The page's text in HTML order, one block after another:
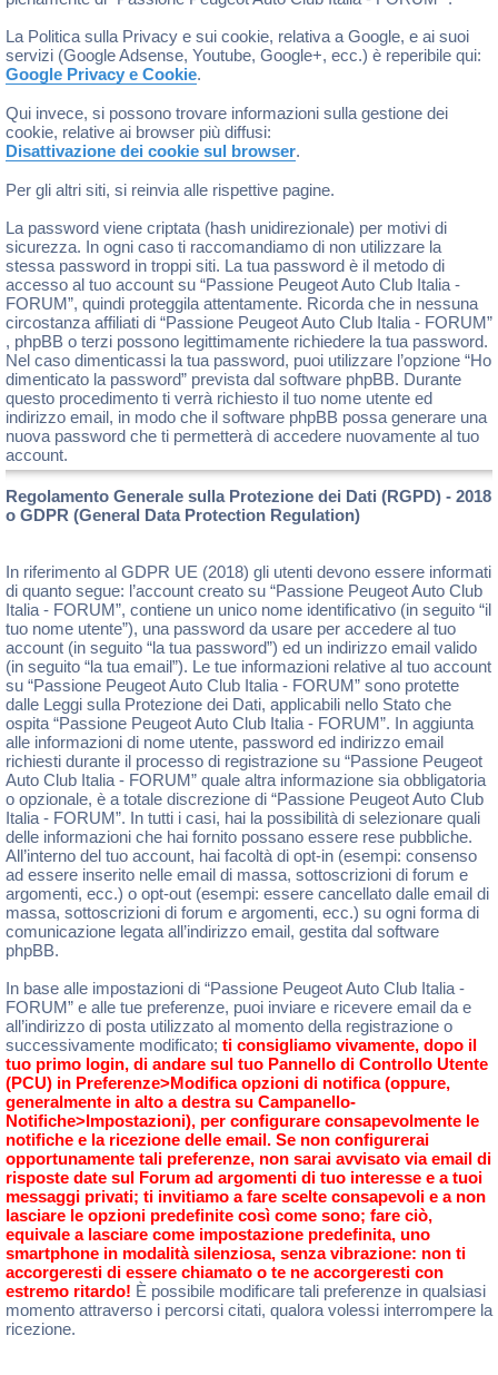
La Politica sulla Privacy e sui cookie, relativa a Google, e ai suoi
servizi (Google Adsense, Youtube, Google+, ecc.) è reperibile qui:
Google Privacy e Cookie.
Qui invece, si possono trovare informazioni sulla gestione dei
cookie, relative ai browser più diffusi:
Disattivazione dei cookie sul browser.
Per gli altri siti, si reinvia alle rispettive pagine.
La password viene criptata (hash unidirezionale) per motivi di
sicurezza. In ogni caso ti raccomandiamo di non utilizzare la
stessa password in troppi siti. La tua password è il metodo di
accesso al tuo account su “Passione Peugeot Auto Club Italia -
FORUM”, quindi proteggila attentamente. Ricorda che in nessuna
circostanza affiliati di “Passione Peugeot Auto Club Italia - FORUM”
, phpBB o terzi possono legittimamente richiedere la tua password.
Nel caso dimenticassi la tua password, puoi utilizzare l’opzione “Ho
dimenticato la password” prevista dal software phpBB. Durante
questo procedimento ti verrà richiesto il tuo nome utente ed
indirizzo email, in modo che il software phpBB possa generare una
nuova password che ti permetterà di accedere nuovamente al tuo
account.
Regolamento Generale sulla Protezione dei Dati (RGPD) - 2018
o GDPR (General Data Protection Regulation)
In riferimento al GDPR UE (2018) gli utenti devono essere informati
di quanto segue: l’account creato su “Passione Peugeot Auto Club
Italia - FORUM”, contiene un unico nome identificativo (in seguito “il
tuo nome utente”), una password da usare per accedere al tuo
account (in seguito “la tua password”) ed un indirizzo email valido
(in seguito “la tua email”). Le tue informazioni relative al tuo account
su “Passione Peugeot Auto Club Italia - FORUM” sono protette
dalle Leggi sulla Protezione dei Dati, applicabili nello Stato che
ospita “Passione Peugeot Auto Club Italia - FORUM”. In aggiunta
alle informazioni di nome utente, password ed indirizzo email
richiesti durante il processo di registrazione su “Passione Peugeot
Auto Club Italia - FORUM” quale altra informazione sia obbligatoria
o opzionale, è a totale discrezione di “Passione Peugeot Auto Club
Italia - FORUM”. In tutti i casi, hai la possibilità di selezionare quali
delle informazioni che hai fornito possano essere rese pubbliche.
All’interno del tuo account, hai facoltà di opt-in (esempi: consenso
ad essere inserito nelle email di massa, sottoscrizioni di forum e
argomenti, ecc.) o opt-out (esempi: essere cancellato dalle email di
massa, sottoscrizioni di forum e argomenti, ecc.) su ogni forma di
comunicazione legata all’indirizzo email, gestita dal software
phpBB.
In base alle impostazioni di “Passione Peugeot Auto Club Italia -
FORUM” e alle tue preferenze, puoi inviare e ricevere email da e
all’indirizzo di posta utilizzato al momento della registrazione o
successivamente modificato; ti consigliamo vivamente, dopo il
tuo primo login, di andare sul tuo Pannello di Controllo Utente
(PCU) in Preferenze>Modifica opzioni di notifica (oppure,
generalmente in alto a destra su Campanello-
Notifiche>Impostazioni), per configurare consapevolmente le
notifiche e la ricezione delle email. Se non configurerai
opportunamente tali preferenze, non sarai avvisato via email di
risposte date sul Forum ad argomenti di tuo interesse e a tuoi
messaggi privati; ti invitiamo a fare scelte consapevoli e a non
lasciare le opzioni predefinite così come sono; fare ciò,
equivale a lasciare come impostazione predefinita, uno
smartphone in modalità silenziosa, senza vibrazione: non ti
accorgeresti di essere chiamato o te ne accorgeresti con
estremo ritardo! È possibile modificare tali preferenze in qualsiasi
momento attraverso i percorsi citati, qualora volessi interrompere la
ricezione.